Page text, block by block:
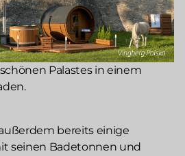
Palastes in einem
bereits einige
seinen Badetonnen und